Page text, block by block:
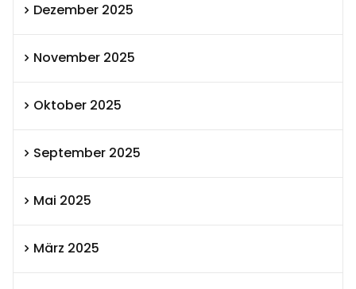
Dezember 2025
November 2025
Oktober 2025
September 2025
Mai 2025
März 2025